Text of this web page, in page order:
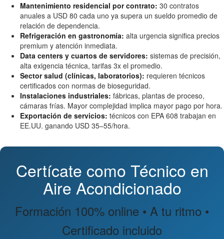
Mantenimiento residencial por contrato: 30 contratos
anuales a USD 80 cada uno ya supera un sueldo promedio de
relación de dependencia.
Refrigeración en gastronomía: alta urgencia significa precios
premium y atención inmediata.
Data centers y cuartos de servidores: sistemas de precisión,
alta exigencia técnica, tarifas 3x el promedio.
Sector salud (clínicas, laboratorios): requieren técnicos
certificados con normas de bioseguridad.
Instalaciones industriales: fábricas, plantas de proceso,
cámaras frías. Mayor complejidad implica mayor pago por hora.
Exportación de servicios: técnicos con EPA 608 trabajan en
EE.UU. ganando USD 35–55/hora.
Certícate como Técnico en
Aire Acondicionado
Formación 100% online • A tu ritmo •
Certificado incluido